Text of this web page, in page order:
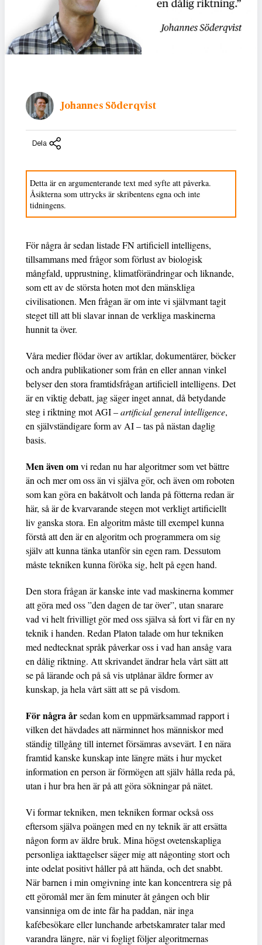
Johannes Söderqvist
Dela
Detta är en argumenterande text med syfte att påverka.
Åsikterna som uttrycks är skribentens egna och inte
tidningens.
För några år sedan listade FN artificiell intelligens,
tillsammans med frågor som förlust av biologisk
mångfald, upprustning, klimatförändringar och liknande,
som ett av de största hoten mot den mänskliga
civilisationen. Men frågan är om inte vi självmant tagit
steget till att bli slavar innan de verkliga maskinerna
hunnit ta över.
Våra medier flödar över av artiklar, dokumentärer, böcker
och andra publikationer som från en eller annan vinkel
belyser den stora framtidsfrågan artificiell intelligens. Det
är en viktig debatt, jag säger inget annat, då betydande
steg i riktning mot AGI –artificial general intelligence,
en självständigare form av AI – tas på nästan daglig
basis.
Men även omvi redan nu har algoritmer som vet bättre
än och mer om oss än vi själva gör, och även om roboten
som kan göra en bakåtvolt och landa på fötterna redan är
här, så är de kvarvarande stegen mot verkligt artificiellt
liv ganska stora. En algoritm måste till exempel kunna
förstå att den är en algoritm och programmera om sig
själv att kunna tänka utanför sin egen ram. Dessutom
måste tekniken kunna föröka sig, helt på egen hand.
Den stora frågan är kanske inte vad maskinerna kommer
att göra med oss ”den dagen de tar över”, utan snarare
vad vi helt frivilligt gör med oss själva så fort vi får en ny
teknik i handen. Redan Platon talade om hur tekniken
med nedtecknat språk påverkar oss i vad han ansåg vara
en dålig riktning. Att skrivandet ändrar hela vårt sätt att
se på lärande och på så vis utplånar äldre former av
kunskap, ja hela vårt sätt att se på visdom.
För några årsedan kom en uppmärksammad rapport i
vilken det hävdades att närminnet hos människor med
ständig tillgång till internet försämras avsevärt. I en nära
framtid kanske kunskap inte längre mäts i hur mycket
information en person är förmögen att själv hålla reda på,
utan i hur bra hen är på att göra sökningar på nätet.
Vi formar tekniken, men tekniken formar också oss
eftersom själva poängen med en ny teknik är att ersätta
någon form av äldre bruk. Mina högst ovetenskapliga
personliga iakttagelser säger mig att någonting stort och
inte odelat positivt håller på att hända, och det snabbt.
När barnen i min omgivning inte kan koncentrera sig på
ett göromål mer än fem minuter åt gången och blir
vansinniga om de inte får ha paddan, när inga
kafébesökare eller lunchande arbetskamrater talar med
varandra längre, när vi fogligt följer algoritmernas